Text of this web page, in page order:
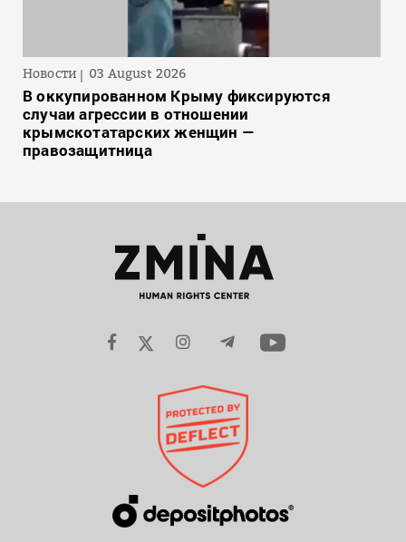
Новости 03 August 2026
В оккупированном Крыму фиксируются
случаи агрессии в отношении
крымскотатарских женщин —
правозащитница